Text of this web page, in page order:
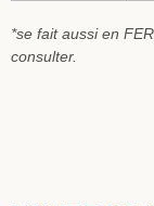
*se fait aussi en
consulter.